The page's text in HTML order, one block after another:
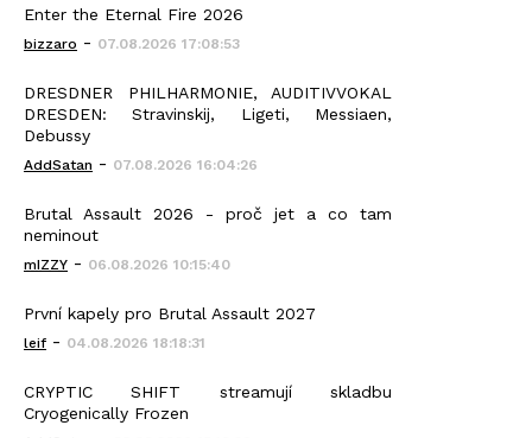
Enter the Eternal Fire 2026
bizzaro - 07.08.2026 17:08:53
DRESDNER PHILHARMONIE, AUDITIVVOKAL
DRESDEN: Stravinskij, Ligeti, Messiaen,
Debussy
AddSatan - 07.08.2026 16:04:26
Brutal Assault 2026 - proč jet a co tam
neminout
mIZZY - 06.08.2026 10:15:40
První kapely pro Brutal Assault 2027
leif - 04.08.2026 18:18:31
CRYPTIC SHIFT streamují skladbu
Cryogenically Frozen